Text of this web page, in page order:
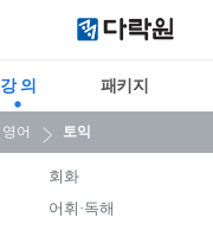
강 의 패키지
영어 토익
회화
어휘·독해